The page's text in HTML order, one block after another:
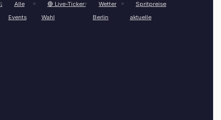
Alle
Events
🔴 Live-Ticker:
Wahl
Wetter
Berlin
Spritpreise
aktuelle